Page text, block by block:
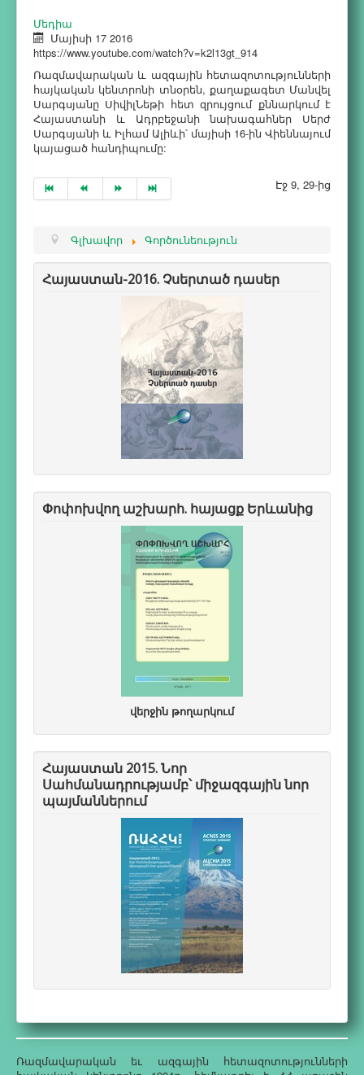
Մեդիա
Մայիսի 17 2016
https://www.youtube.com/watch?v=k2l13gt_914
Ռազմավարական և ազգային հետազոտությունների
հայկական կենտրոնի տնօրեն, քաղաքագետ Մանվել
Սարգսյանը ՍիվիլՆեթի հետ զրույցում քննարկում է
Հայաստանի և Ադրբեջանի նախագահներ Սերժ
Սարգսյանի և Իլհամ Ալիևի՝ մայիսի 16-ին Վիեննայում
կայացած հանդիպումը:
Էջ 9, 29-ից
Գլխավոր Գործունեություն
Հայաստան-2016. Չսերտած դասեր
Փոփոխվող աշխարհ. հայացք Երևանից
վերջին թողարկում
Հայաստան 2015. Նոր
Սահմանադրությամբ՝ միջազգային նոր
պայմաններում
Ռազմավարական եւ ազգային հետազոտությունների